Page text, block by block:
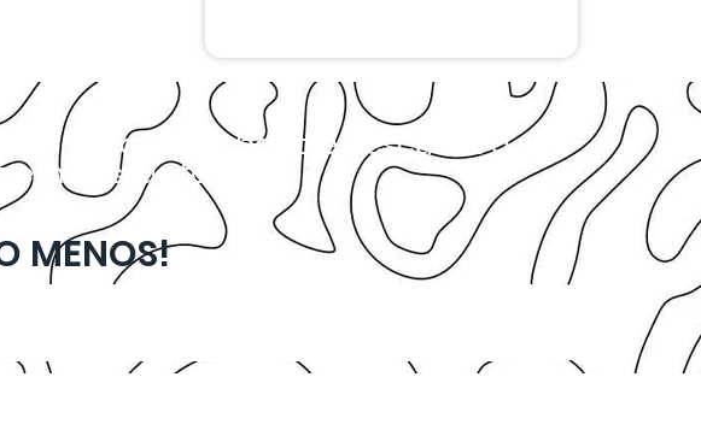
ao pesquisar abaixo e descubra a
nossas tarifas.
MENOS!